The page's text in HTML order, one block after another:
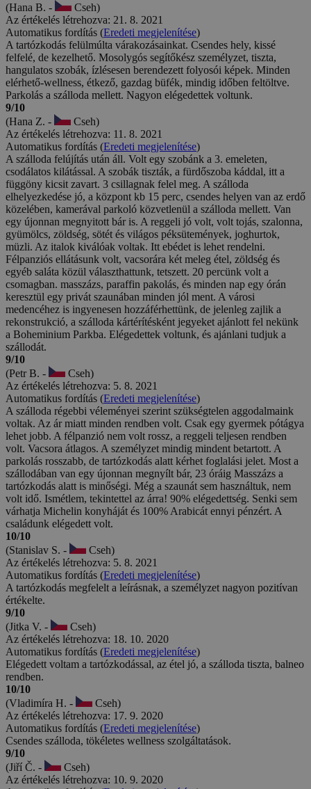
(Hana B. -
Cseh)
Az értékelés létrehozva: 21. 8. 2021
Automatikus fordítás (Eredeti megjelenítése)
A tartózkodás felülmúlta várakozásainkat. Csendes hely, kissé
felfelé, de kezelhető. Mosolygós segítőkész személyzet, tiszta,
hangulatos szobák, ízlésesen berendezett folyosói képek. Minden
elérhető-wellness, étkező, gazdag büfék, mindig időben feltöltve.
Parkolás a szálloda mellett. Nagyon elégedettek voltunk.
9/10
(Hana Z. -
Cseh)
Az értékelés létrehozva: 11. 8. 2021
Automatikus fordítás (Eredeti megjelenítése)
A szálloda felújítás után áll. Volt egy szobánk a 3. emeleten,
csodálatos kilátással. A szobák tiszták, a fürdőszoba káddal, itt a
függöny kicsit zavart. 3 csillagnak felel meg. A szálloda
elhelyezkedése jó, a központ kb 15 perc, csendes helyen van az erdő
közelében, kamerával parkoló közvetlenül a szálloda mellett. Van
egy újonnan megnyitott bár is. A reggeli jó volt, volt tojás, szalonna,
gyümölcs, zöldség, sötét és világos péksütemények, joghurtok,
müzli. Az italok kiválóak voltak. Itt ebédet is lehet rendelni.
Félpanziós ellátásunk volt, vacsorára két meleg étel, zöldség és
egyéb saláta közül választhattunk, tetszett. 20 percünk volt a
csomagban. masszázs, paraffin pakolás, és minden nap egy órán
keresztül egy privát szaunában minden jól ment. A városi
medencéhez is ingyenesen hozzáférhettünk, de jelenleg zajlik a
rekonstrukció, a szálloda kártérítésként jegyeket ajánlott fel nekünk
a Boheminium Parkba. Elégedettek voltunk, és ajánlani tudjuk a
szállodát.
9/10
(Petr B. -
Cseh)
Az értékelés létrehozva: 5. 8. 2021
Automatikus fordítás (Eredeti megjelenítése)
A szálloda régebbi véleményei szerint szükségtelen aggodalmaink
voltak. Az ár miatt minden rendben volt. Csak egy gyermek pótágya
lehet jobb. A félpanzió nem volt rossz, a reggeli teljesen rendben
volt. Vacsora átlagos. A személyzet mindig mindent betartott. A
parkolás rosszabb, de tartózkodás alatt kérhet foglalási jelet. Most a
szállodában van egy újonnan megnyílt bár, 23 óráig Masszázs a
tartózkodás alatt is minőségi. Még a szaunát sem használtuk, nem
volt idő. Ismétlem, tekintettel az árra! 90% elégedettség. Senki sem
várhatja Michelin konyháját és 100% Arabicát ennyi pénzért. A
családunk elégedett volt.
10/10
(Stanislav S. -
Cseh)
Az értékelés létrehozva: 5. 8. 2021
Automatikus fordítás (Eredeti megjelenítése)
A tartózkodás megfelelt a leírásnak, a személyzet nagyon pozitívan
értékelte.
9/10
(Jitka V. -
Cseh)
Az értékelés létrehozva: 18. 10. 2020
Automatikus fordítás (Eredeti megjelenítése)
Elégedett voltam a tartózkodással, az étel jó, a szálloda tiszta, balneo
rendben.
10/10
(Vladimíra H. -
Cseh)
Az értékelés létrehozva: 17. 9. 2020
Automatikus fordítás (Eredeti megjelenítése)
Csendes szálloda, tökéletes wellness szolgáltatások.
9/10
(Jiří Č. -
Cseh)
Az értékelés létrehozva: 10. 9. 2020